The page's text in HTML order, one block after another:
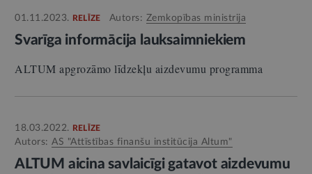
01.11.2023. RELĪZE Autors: Zemkopības ministrija
Svarīga informācija lauksaimniekiem
ALTUM apgrozāmo līdzekļu aizdevumu programma
18.03.2022. RELĪZE
Autors: AS "Attīstības finanšu institūcija Altum"
ALTUM aicina savlaicīgi gatavot aizdevumu